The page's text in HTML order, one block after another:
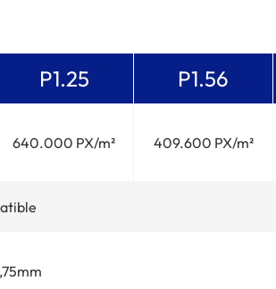
P1.25 P1.56
640.000 PX/m² 409.600 PX/m²